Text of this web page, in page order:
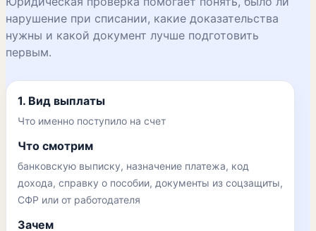
нарушение при списании, какие доказательства
нужны и какой документ лучше подготовить
первым.
1. Вид выплаты
Что именно поступило на счет
Что смотрим
банковскую выписку, назначение платежа, код
дохода, справку о пособии, документы из соцзащиты,
СФР или от работодателя
Зачем